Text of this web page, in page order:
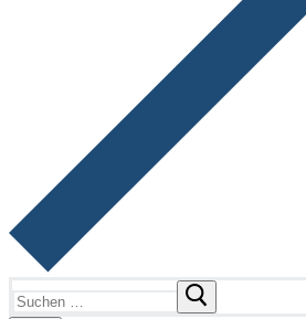
nach: